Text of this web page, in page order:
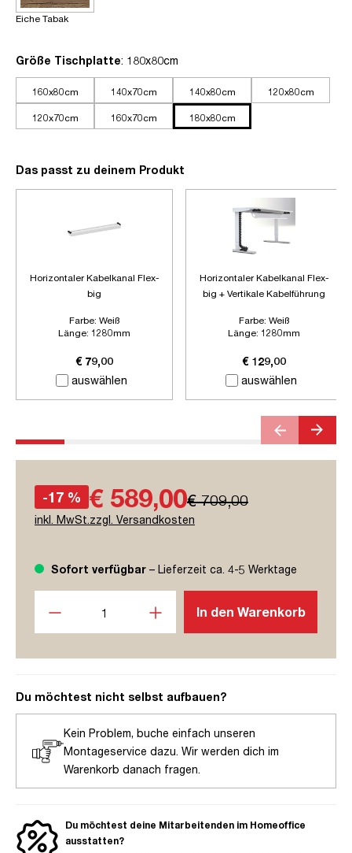
Eiche Tabak
Größe Tischplatteauswählen
: 180x80cm
160x80cm 140x70cm 140x80cm 120x80cm
120x70cm 160x70cm 180x80cm
Das passt zu deinem Produkt
auswählen
Horizontaler Kabelkanal Flex-
big
Farbe: Weiß
Länge: 1280mm
€ 79,00
auswählen
Horizontaler Kabelkanal Flex-
big + Vertikale Kabelführung
Farbe: Weiß
Länge: 1280mm
Kabelführung
€ 129,00
-17 % € 589,00€ 709,00
inkl. MwSt.zzgl. Versandkosten
Sofort verfügbar – Lieferzeit ca. 4-5 Werktage
In den Warenkorb
Du möchtest nicht selbst aufbauen?
Kein Problem, buche einfach unseren
Montageservice dazu. Wir werden dich im
Warenkorb danach fragen.
Du möchtest deine Mitarbeitenden im Homeoffice
ausstatten?